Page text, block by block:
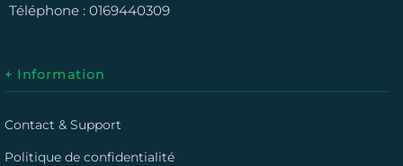
Téléphone : 0169440309
+ Information
Contact & Support
Politique de confidentialité